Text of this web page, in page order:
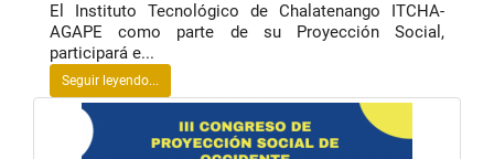
El Instituto Tecnológico de Chalatenango ITCHA-
AGAPE como parte de su Proyección Social,
participará e...
Seguir leyendo...